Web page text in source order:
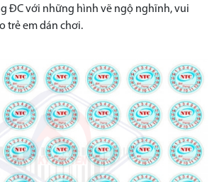
ĐC với những hình vẽ ngộ nghĩnh, vui
trẻ em dán chơi.